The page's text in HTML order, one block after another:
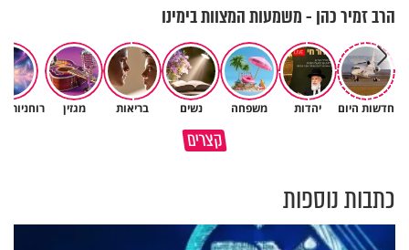
הרב זמיר כהן - משמעות המצוות בימינו
חדשות היום יהדות משפחה נשים בריאות מגזין רוחניות
קצריםברכה או קללה? הכל בידים שלנו
איך לשלוט בסיטואציה בצורה
כתבות נוספות